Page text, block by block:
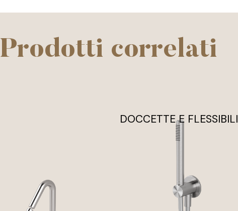
Prodotti correlati
DOCCETTE E FLESSIBILI